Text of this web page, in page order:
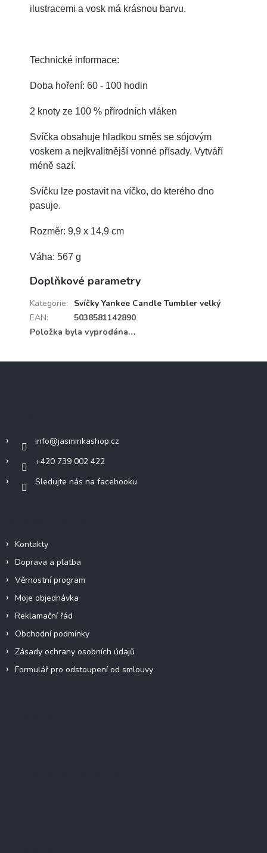
ilustracemi a vosk má krásnou barvu.
Technické informace:
Doba hoření: 60 - 100 hodin
2 knoty ze 100 % přírodních vláken
Svíčka obsahuje hladkou směs se sójovým
voskem a nejkvalitnější vonné přísady. Vytváří
méně sazí.
Svíčku lze postavit na víčko, do kterého dno
pasuje.
Rozměr: 9,9 x 14,9 cm
Váha: 567 g
Doplňkové parametry
Kategorie:
Svíčky Yankee Candle Tumbler velký
EAN:
5038581142890
Položka byla vyprodána…
info@jasminkashop.cz
+420 739 002 422
Sledujte nás na facebooku
Kontakty
Doprava a platba
Věrnostní program
Moje objednávka
Reklamační řád
Obchodní podmínky
Zásady ochrany osobních údajů
Formulář pro odstoupení od smlouvy